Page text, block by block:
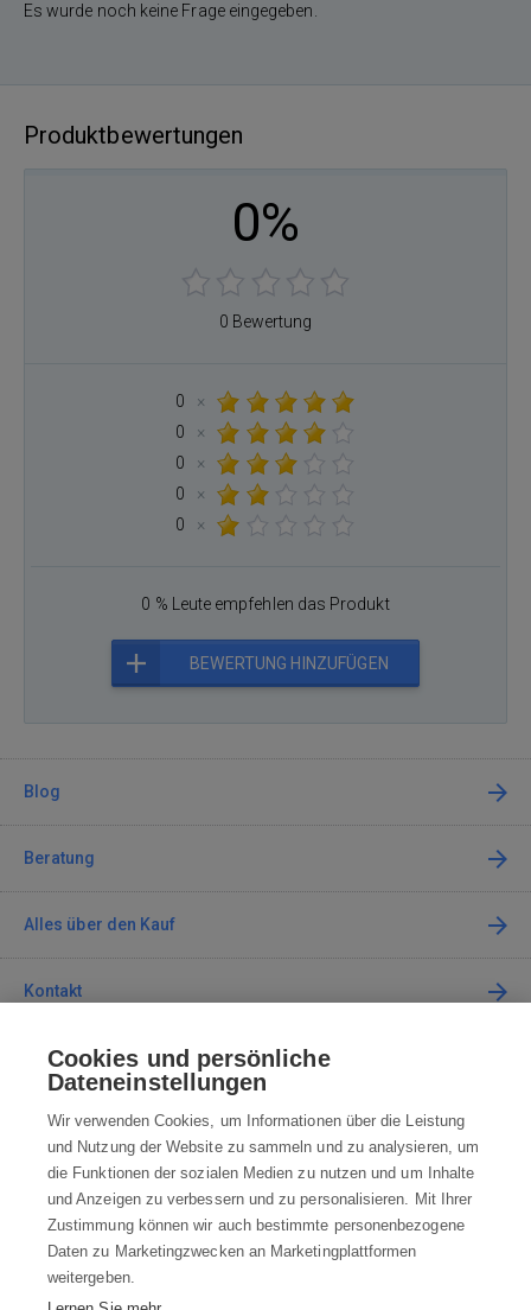
Es wurde noch keine Frage eingegeben.
Produktbewertungen
0%
0 Bewertung
0
×
0
×
0
×
0
×
0
×
0 % Leute empfehlen das Produkt
BEWERTUNG HINZUFÜGEN
Blog
Beratung
Alles über den Kauf
Kontakt
Kontaktieren Sie uns
info@robotworld.de
+49 25 197 159 962 Mo-Fr 8:00—16:00 Uhr
ALLE KONTAKTE
Cookies und persönliche
Dateneinstellungen
Wir verwenden Cookies, um Informationen über die Leistung
und Nutzung der Website zu sammeln und zu analysieren, um
die Funktionen der sozialen Medien zu nutzen und um Inhalte
und Anzeigen zu verbessern und zu personalisieren. Mit Ihrer
Zustimmung können wir auch bestimmte personenbezogene
Daten zu Marketingzwecken an Marketingplattformen
weitergeben.